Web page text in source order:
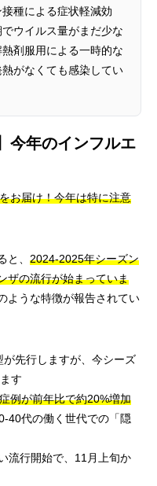
種による症状軽減効
ウイルス量がまだ少な
剤服用による一時的な
がなくても感染してい
今年のインフルエ
お届け！今年は特に注意
と、 2024-2025年シーズン
ザの流行が始まっていま
ような特徴が報告されてい
が先行しますが、今シーズ
す
例が前年比で約20%増加
40代の働く世代での「隠
流行開始で、11月上旬か